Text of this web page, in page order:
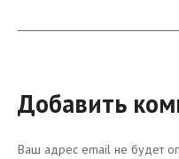
Добавить
Ваш адрес email не будет